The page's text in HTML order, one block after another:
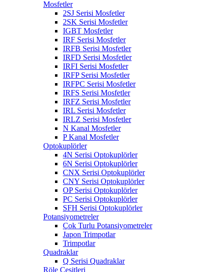
Mosfetler
2SJ Serisi Mosfetler
2SK Serisi Mosfetler
IGBT Mosfetler
IRF Serisi Mosfetler
IRFB Serisi Mosfetler
IRFD Serisi Mosfetler
IRFI Serisi Mosfetler
IRFP Serisi Mosfetler
IRFPC Serisi Mosfetler
IRFS Serisi Mosfetler
IRFZ Serisi Mosfetler
IRL Serisi Mosfetler
IRLZ Serisi Mosfetler
N Kanal Mosfetler
P Kanal Mosfetler
Optokuplörler
4N Serisi Optokuplörler
6N Serisi Optokuplörler
CNX Serisi Optokuplörler
CNY Serisi Optokuplörler
OP Serisi Optokuplörler
PC Serisi Optokuplörler
SFH Serisi Optokuplörler
Potansiyometreler
Çok Turlu Potansiyometreler
Japon Trimpotlar
Trimpotlar
Quadraklar
Q Serisi Quadraklar
Röle Çeşitleri